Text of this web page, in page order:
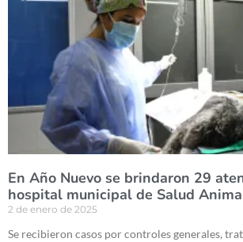
En Año Nuevo se brindaron 29
hospital municipal de Salud
2 de enero de 2025
Se recibieron casos por controles generales,